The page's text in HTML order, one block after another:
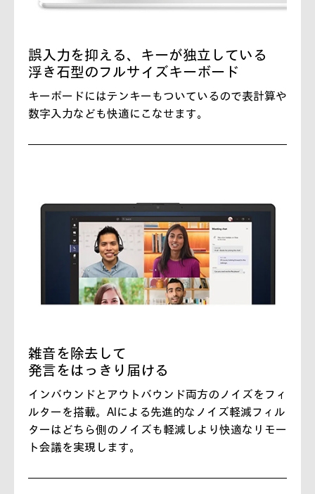
誤入力を抑える、キーが独立している
浮き石型のフルサイズキーボード
キーボードにはテンキーもついているので表計算や
数字入力なども快適にこなせます。
雑音を除去して
発言をはっきり届ける
インバウンドとアウトバウンド両方のノイズをフィ
ルターを搭載。AIによる先進的なノイズ軽減フィル
ターはどちら側のノイズも軽減しより快適なリモー
ト会議を実現します。